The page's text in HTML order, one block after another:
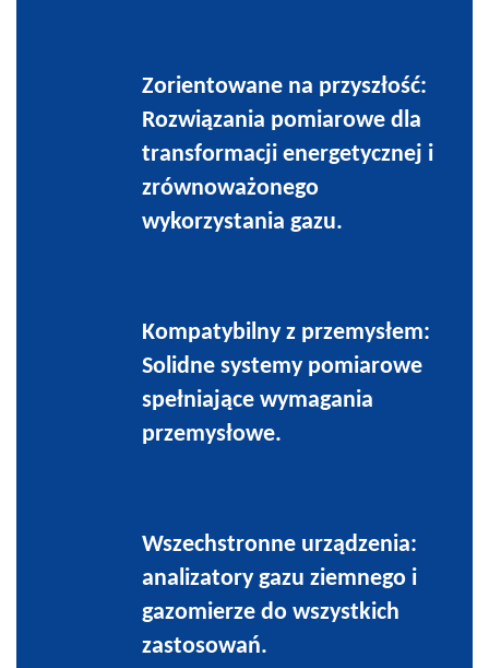
Zorientowane na przyszłość:
Rozwiązania pomiarowe dla
transformacji energetycznej i
zrównoważonego
wykorzystania gazu.
Kompatybilny z przemysłem:
Solidne systemy pomiarowe
spełniające wymagania
przemysłowe.
Wszechstronne urządzenia:
analizatory gazu ziemnego i
gazomierze do wszystkich
zastosowań.